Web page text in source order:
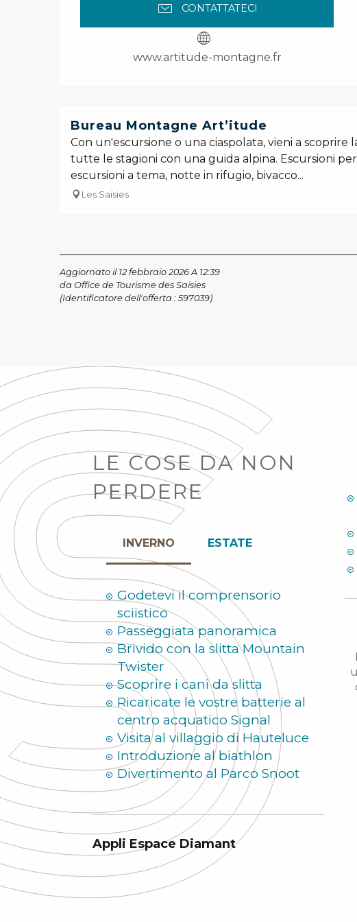
CONTATTATECI
www.artitude-montagne.fr
Bureau Montagne Art’itude
Con un'escursione o una ciaspolata, vieni a scoprire
tutte le stagioni con una guida alpina. Escursioni
escursioni a tema, notte in rifugio, bivacco...
Les Saisies
Aggiornato il 12 febbraio 2026 A 12:39
da Office de Tourisme des Saisies
(Identificatore dell'offerta : 597039)
LE COSE DA NON
PERDERE
INVERNO ESTATE
Godetevi il comprensorio
sciistico
Passeggiata panoramica
Brivido con la slitta Mountain
Twister
Scoprire i cani da slitta
Ricaricate le vostre batterie al
centro acquatico Signal
Visita al villaggio di Hauteluce
Introduzione al biathlon
Divertimento al Parco Snoot
Appli Espace Diamant